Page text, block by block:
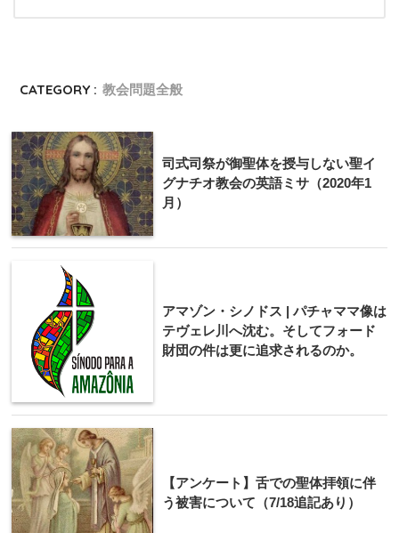
CATEGORY : 教会問題全般
司式司祭が御聖体を授与しない聖イ
グナチオ教会の英語ミサ（2020年1
月）
アマゾン・シノドス | パチャママ像は
テヴェレ川へ沈む。そしてフォード
財団の件は更に追求されるのか。
【アンケート】舌での聖体拝領に伴
う被害について（7/18追記あり）